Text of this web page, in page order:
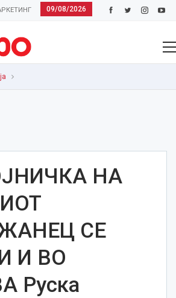
09/08/2026
НА
СЕ
И ВО
Руска